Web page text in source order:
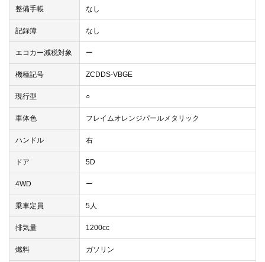
整備手帳 なし
記録簿 なし
エコカー減税対象 ー
機種記号 ZCDDS-VBGE
現行型 ○
車体色 フレイムオレンジパールメタリック
ハンドル 右
ドア 5D
4WD ー
乗車定員 5人
排気量 1200cc
燃料 ガソリン